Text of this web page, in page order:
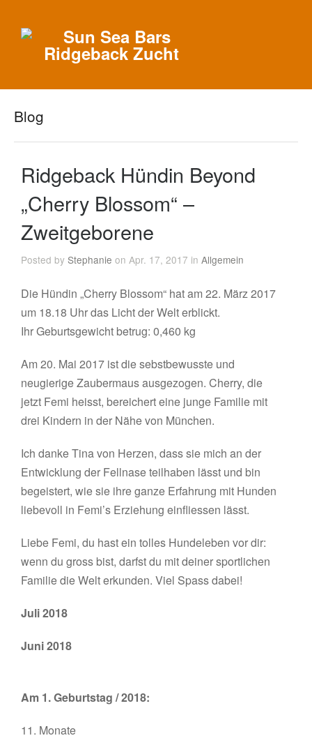
Blog
Ridgeback Hündin Beyond
„Cherry Blossom“ –
Zweitgeborene
Posted byStephanie on Apr. 17, 2017 inAllgemein
Die Hündin „Cherry Blossom“ hat am 22. März 2017
um 18.18 Uhr das Licht der Welt erblickt.
Ihr Geburtsgewicht betrug: 0,460 kg
Am 20. Mai 2017 ist die sebstbewusste und
neugierige Zaubermaus ausgezogen. Cherry, die
jetzt Femi heisst, bereichert eine junge Familie mit
drei Kindern in der Nähe von München.
Ich danke Tina von Herzen, dass sie mich an der
Entwicklung der Fellnase teilhaben lässt und bin
begeistert, wie sie ihre ganze Erfahrung mit Hunden
liebevoll in Femi’s Erziehung einfliessen lässt.
Liebe Femi, du hast ein tolles Hundeleben vor dir:
wenn du gross bist, darfst du mit deiner sportlichen
Familie die Welt erkunden. Viel Spass dabei!
Juli 2018
Juni 2018
Am 1. Geburtstag / 2018:
11. Monate